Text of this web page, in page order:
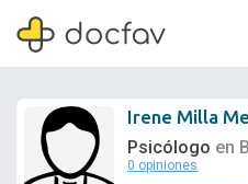
Irene Milla
Psicólogo en
0 opiniones